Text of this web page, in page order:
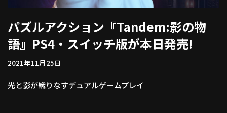
パズルアクション『Tandem:影の物
語』PS4・スイッチ版が本日発売!
2021年11月25日
光と影が織りなすデュアルゲームプレイ